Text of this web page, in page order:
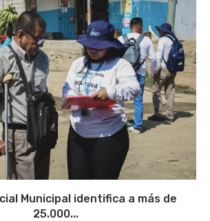
Municipal identifica a más de
25.000...